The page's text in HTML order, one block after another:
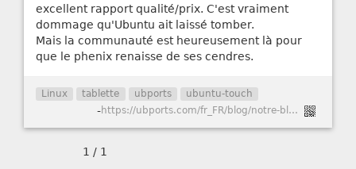
excellent rapport qualité/prix. C'est vraiment
dommage qu'Ubuntu ait laissé tomber.
Mais la communauté est heureusement là pour
que le phenix renaisse de ses cendres.
Linux tablette ubports ubuntu-touch
- https://ubports.com/fr_FR/blog/notre-blog-1/post/terminal-chapter-1-113
1 / 1